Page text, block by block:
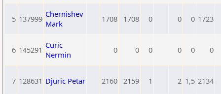
5 137999 Chernishev
Mark
1708 1708 0 0 0 1723
6 145291 Curic
Nermin
0 0 0 0 0 0
7 128631 Djuric Petar 2160 2159 1 2 1,5 2134